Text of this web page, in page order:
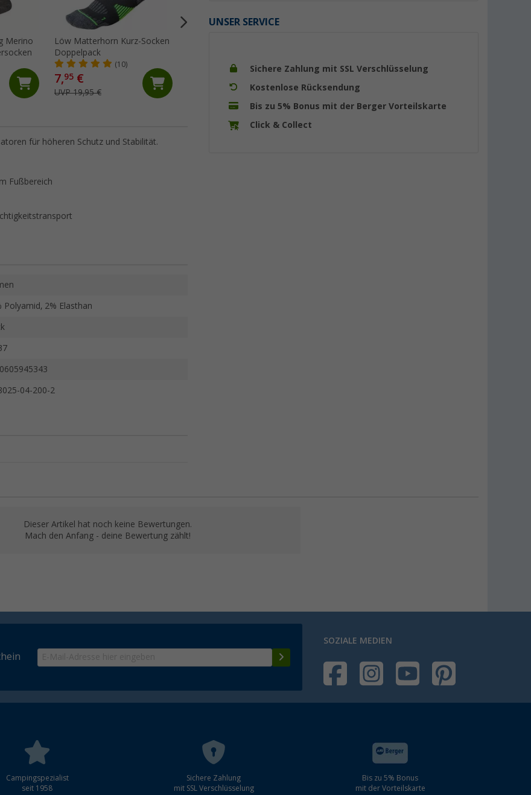
UNSER SERVICE
Sichere Zahlung mit SSL Verschlüsselung
Kostenlose Rücksendung
Bis zu 5% Bonus mit der Berger Vorteilskarte
Click & Collect
Merino
Löw Matterhorn Kurz-Socken
Doppelpack
(10)
7,95 €
UVP 19,95 € UVP 24,99 €
(23)
UVP 14,95 €
für höheren Schutz und Stabilität.
Fußbereich
Polyamid, 2% Elasthan
04-200-2
Dieser Artikel hat noch keine Bewertungen.
Mach den Anfang - deine Bewertung zählt!
SOZIALE MEDIEN
Campingspezialist
seit 1958
Sichere Zahlung
mit SSL Verschlüsselung
Bis zu 5% Bonus
mit der Vorteilskarte